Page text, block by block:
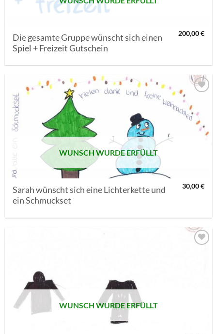
Die gesamte Gruppe wünscht sich einen
Spiel + Freizeit Gutschein
200,00€
AUF MEINE
MERKLISTE
SETZEN
WUNSCH WURDE ERFÜLLT
Sarah wünscht sich eine Lichterkette und
ein Schmuckset
30,00€
WUNSCH WURDE ERFÜLLT